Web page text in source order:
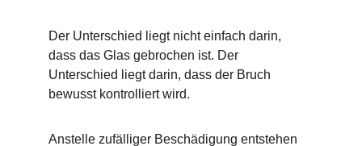
Der Unterschied liegt nicht einfach darin,
dass das Glas gebrochen ist. Der
Unterschied liegt darin, dass der Bruch
bewusst kontrolliert wird.
Anstelle zufälliger Beschädigung entstehen